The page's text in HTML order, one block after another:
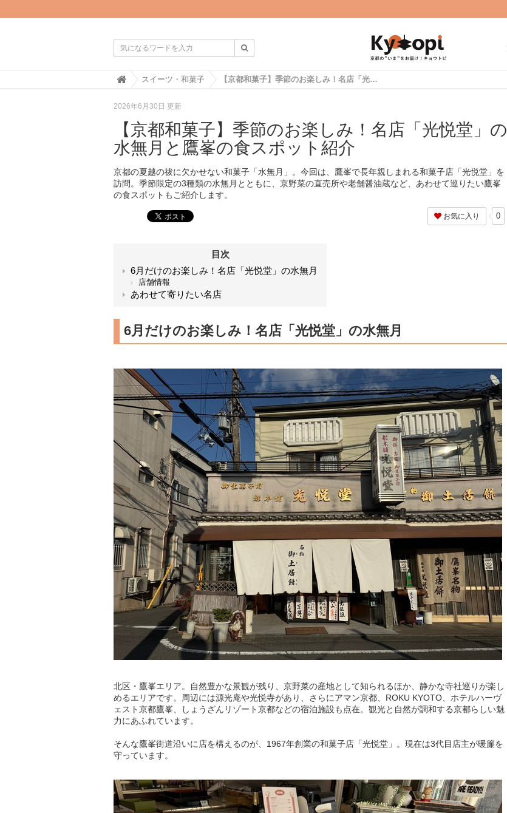
H
e
スイーツ・和菓子 【京都和菓子】季節のお楽しみ！名店「光悦堂」の水無月と鷹峯の食スポット紹介
2026年6月30日 更新
【京都和菓子】季節のお楽しみ！名店「光悦堂」の
水無月と鷹峯の食スポット紹介
京都の夏越の祓に欠かせない和菓子「水無月」。今回は、鷹峯で長年親しまれる和菓子店「光悦堂」を
訪問。季節限定の3種類の水無月とともに、京野菜の直売所や老舗醤油蔵など、あわせて巡りたい鷹峯
の食スポットもご紹介します。
お気に入り 0
目次
6月だけのお楽しみ！名店「光悦堂」の水無月
店舗情報
あわせて寄りたい名店
6月だけのお楽しみ！名店「光悦堂」の水無月
北区・鷹峯エリア。自然豊かな景観が残り、京野菜の産地として知られるほか、静かな寺社巡りが楽し
めるエリアです。周辺には源光庵や光悦寺があり、さらにアマン京都、ROKU KYOTO、ホテルハーヴ
ェスト京都鷹峯、しょうざんリゾート京都などの宿泊施設も点在。観光と自然が調和する京都らしい魅
力にあふれています。
そんな鷹峯街道沿いに店を構えるのが、1967年創業の和菓子店「光悦堂」。現在は3代目店主が暖簾を
守っています。